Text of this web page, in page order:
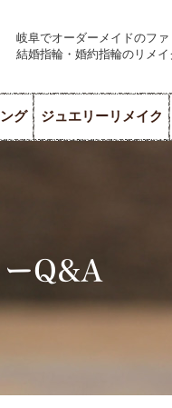
岐阜でオーダーメイドのフ
結婚指輪・婚約指輪のリメ
グ ジュエリーリメイク
ーQ&A